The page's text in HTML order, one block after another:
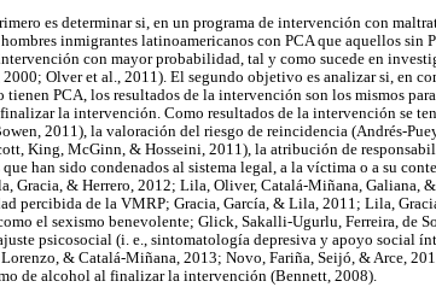
es determinar si, en un programa de intervención con
inmigrantes latinoamericanos con PCA que aquellos sin
con mayor probabilidad, tal y como sucede en
Olver et al., 2011). El segundo objetivo es analizar si, en
PCA, los resultados de la intervención son los mismos
la intervención. Como resultados de la intervención se
2011), la valoración del riesgo de reincidencia (Andrés-
King, McGinn, & Hosseini, 2011), la atribución de
han sido condenados al sistema legal, a la víctima o a su
Gracia, & Herrero, 2012; Lila, Oliver, Catalá-Miñana, Galiana,
percibida de la VMRP; Gracia, García, & Lila, 2011; Lila,
el sexismo benevolente; Glick, Sakalli-Ugurlu, Ferreira, de
psicosocial (i. e., sintomatología depresiva y apoyo social
& Catalá-Miñana, 2013; Novo, Fariña, Seijó, & Arce,
de alcohol al finalizar la intervención (Bennett, 2008).